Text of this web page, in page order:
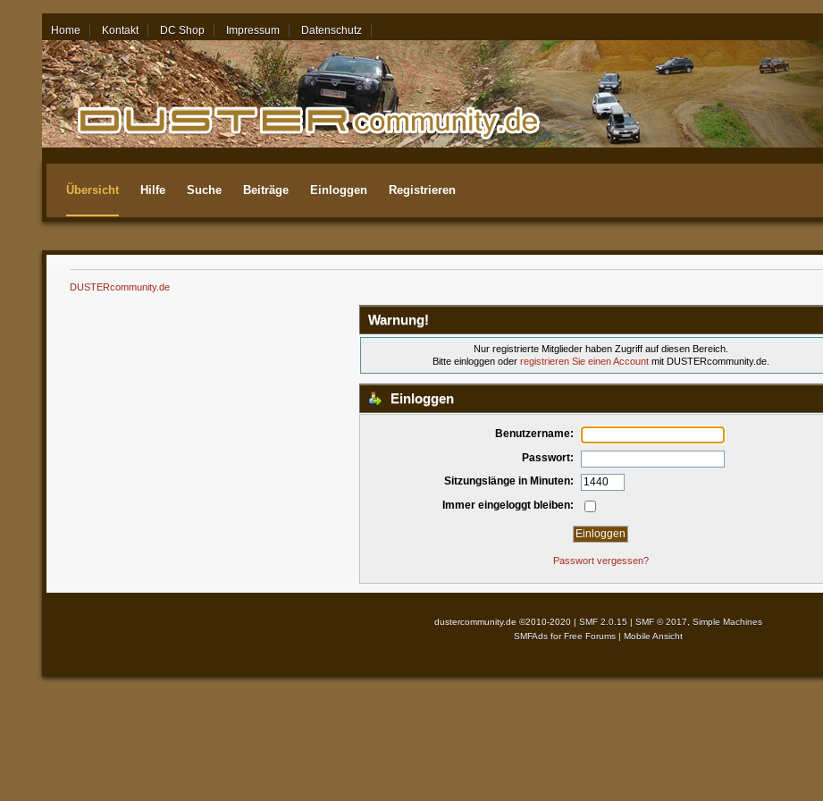
Home Kontakt DC Shop Impressum Datenschutz
08.08.26 - 06:43
Übersicht Hilfe Suche Beiträge Einloggen Registrieren
DUSTERcommunity.de
Warnung!
Nur registrierte Mitglieder haben Zugriff auf diesen Bereich.
Bitte einloggen oder registrieren Sie einen Accountmit DUSTERcommunity.de.
Einloggen
Benutzername:
Passwort:
Sitzungslänge in Minuten:
Immer eingeloggt bleiben:
Passwort vergessen?
dustercommunity.de ©2010-2020 | SMF 2.0.15 | SMF © 2017
Simple Machines
SMFAds forFree Forums | Mobile Ansicht